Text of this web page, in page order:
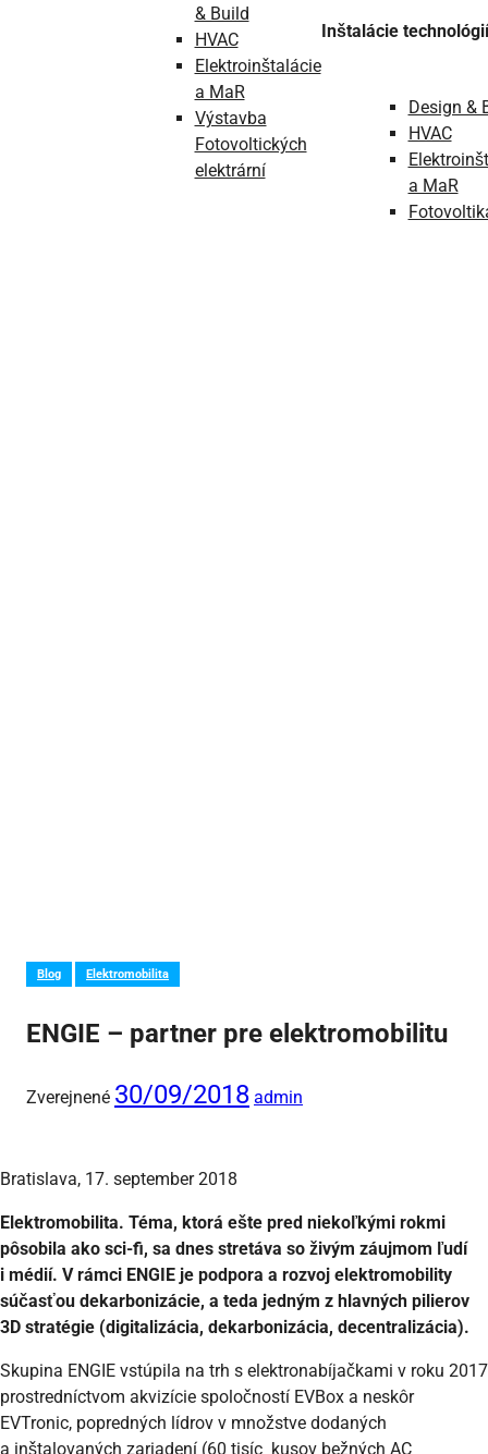
& Build
HVAC
Elektroinštalácie
a MaR
Výstavba
Fotovoltických
elektrární
Inštalácie technológií
Design &
HVAC
a MaR
Blog Elektromobilita
ENGIE – partner pre elektromobilitu
Zverejnené 30/09/2018 admin
Bratislava, 17. september 2018
Elektromobilita. Téma, ktorá ešte pred niekoľkými rokmi
pôsobila ako sci-fi, sa dnes stretáva so živým záujmom ľudí
i médií. V rámci ENGIE je podpora a rozvoj elektromobility
súčasťou dekarbonizácie, a teda jedným z hlavných pilierov
3D stratégie (digitalizácia, dekarbonizácia, decentralizácia).
Skupina ENGIE vstúpila na trh s elektronabíjačkami v roku 2017
prostredníctvom akvizície spoločností EVBox a neskôr
EVTronic, popredných lídrov v množstve dodaných
a inštalovaných zariadení (60 tisíc kusov bežných AC